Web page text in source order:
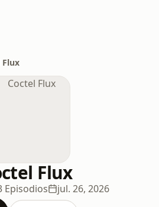
Flux
Flux
Episodios jul. 26, 2026